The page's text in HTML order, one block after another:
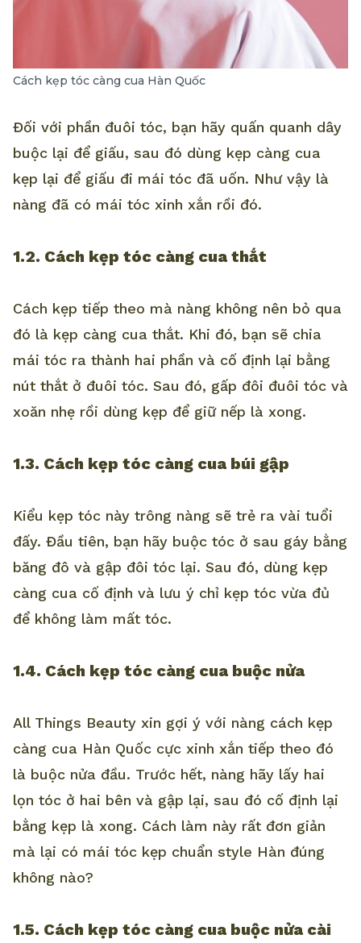
Cách kẹp tóc càng cua Hàn Quốc
Đối với phần đuôi tóc, bạn hãy quấn quanh dây
buộc lại để giấu, sau đó dùng kẹp càng cua
kẹp lại để giấu đi mái tóc đã uốn. Như vậy là
nàng đã có mái tóc xinh xắn rồi đó.
1.2. Cách kẹp tóc càng cua thắt
Cách kẹp tiếp theo mà nàng không nên bỏ qua
đó là kẹp càng cua thắt. Khi đó, bạn sẽ chia
mái tóc ra thành hai phần và cố định lại bằng
nút thắt ở đuôi tóc. Sau đó, gấp đôi đuôi tóc và
xoăn nhẹ rồi dùng kẹp để giữ nếp là xong.
1.3. Cách kẹp tóc càng cua búi gập
Kiểu kẹp tóc này trông nàng sẽ trẻ ra vài tuổi
đấy. Đầu tiên, bạn hãy buộc tóc ở sau gáy bằng
băng đô và gập đôi tóc lại. Sau đó, dùng kẹp
càng cua cố định và lưu ý chỉ kẹp tóc vừa đủ
để không làm mất tóc.
1.4. Cách kẹp tóc càng cua buộc nửa
All Things Beauty xin gợi ý với nàng cách kẹp
càng cua Hàn Quốc cực xinh xắn tiếp theo đó
là buộc nửa đầu. Trước hết, nàng hãy lấy hai
lọn tóc ở hai bên và gập lại, sau đó cố định lại
bằng kẹp là xong. Cách làm này rất đơn giản
mà lại có mái tóc kẹp chuẩn style Hàn đúng
không nào?
1.5. Cách kẹp tóc càng cua buộc nửa cài